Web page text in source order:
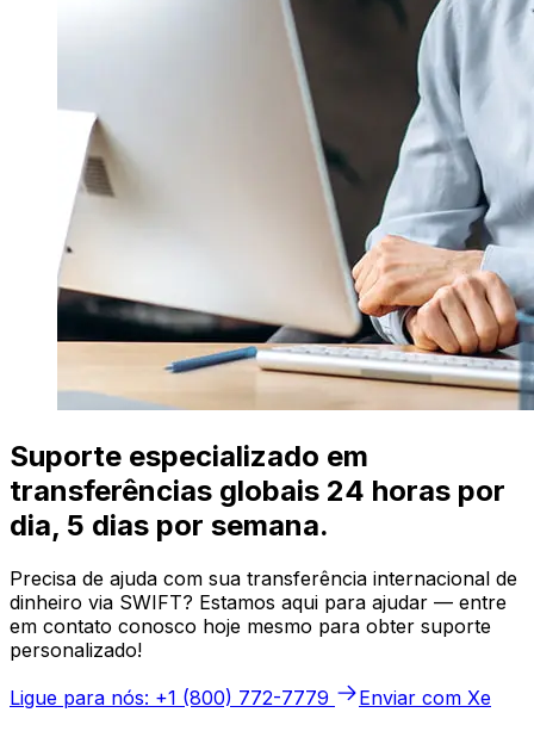
Suporte especializado em
transferências globais 24 horas por
dia, 5 dias por semana.
Precisa de ajuda com sua transferência internacional de
dinheiro via SWIFT? Estamos aqui para ajudar — entre
em contato conosco hoje mesmo para obter suporte
personalizado!
Ligue para nós: +1 (800) 772-7779
Enviar com Xe